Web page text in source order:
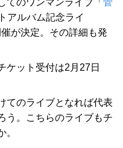
アルバム記念ライ
が決定。その詳細も発
ケット受付は2月27日
てのライブとなれば代表
う。こちらのライブもチ
。